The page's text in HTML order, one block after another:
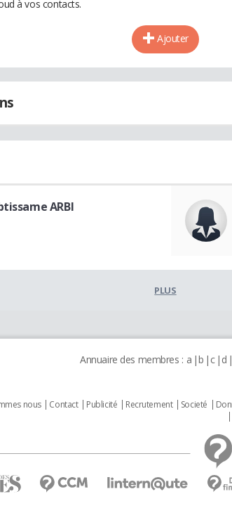
à vos contacts.
Ajouter
ARBI
PLUS
Annuaire des membres : a b c d
nous Contact Publicité Recrutement Societé